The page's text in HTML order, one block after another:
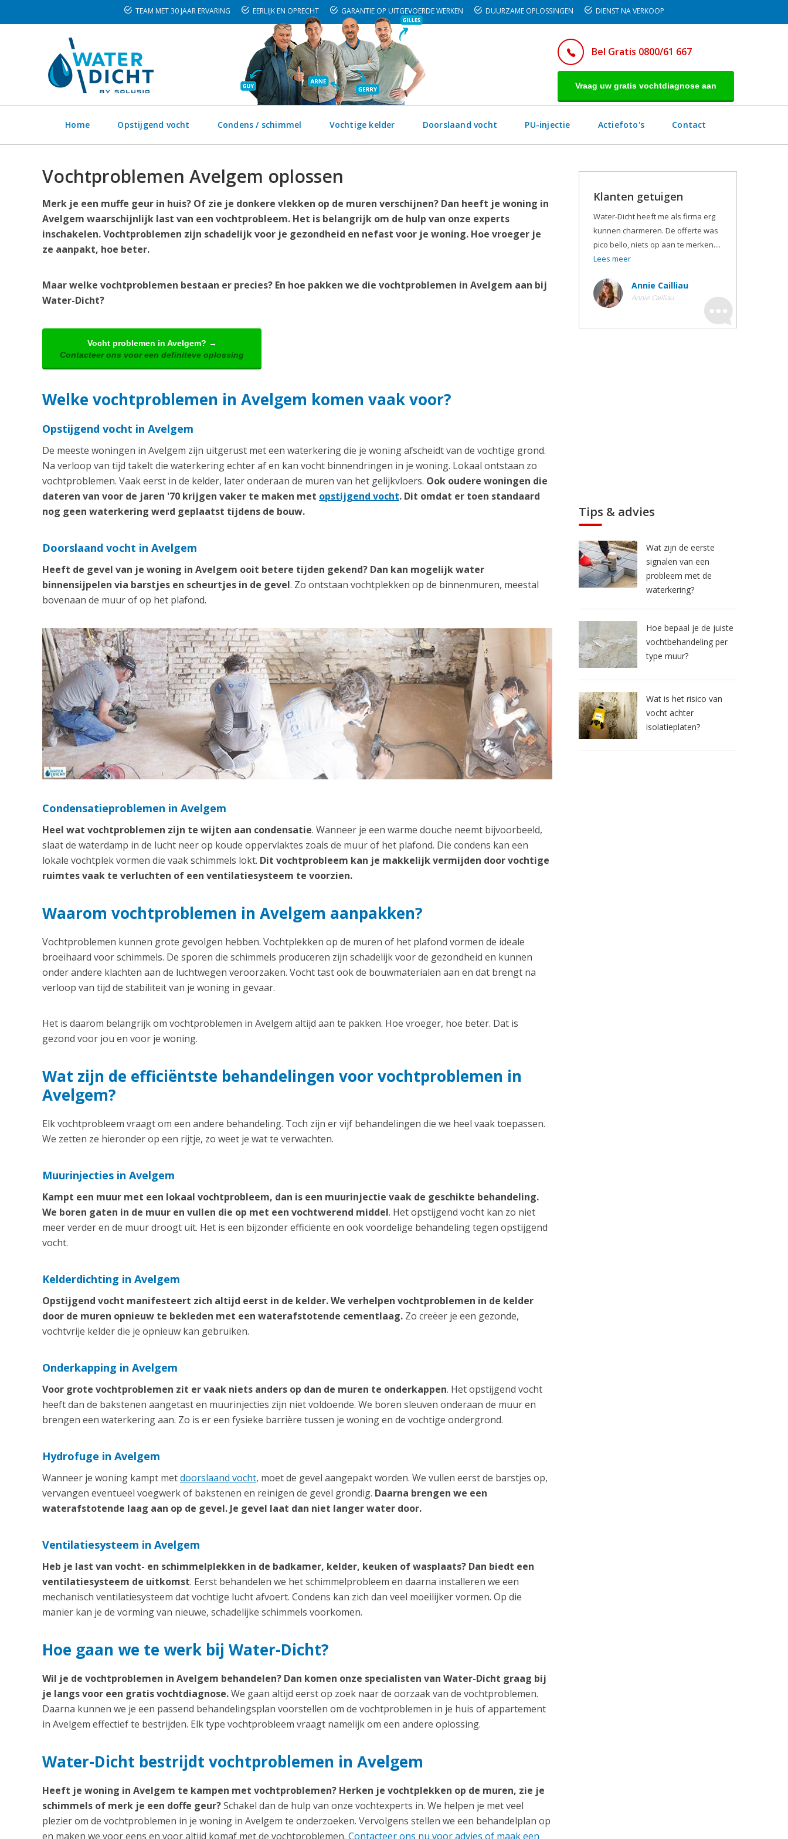
TEAM MET 30 JAAR ERVARING EERLIJK EN OPRECHT GARANTIE OP UITGEVOERDE WERKEN DUURZAME OPLOSSINGEN DIENST NA VERKOOP
Bel Gratis 0800/61 667
Vraag uw gratis vochtdiagnose aan
Home Opstijgend vocht Condens / schimmel Vochtige kelder Doorslaand vocht PU-injectie Actiefoto's Contact
Vochtproblemen Avelgem oplossen
Merk je een muffe geur in huis? Of zie je donkere vlekken op de muren verschijnen? Dan heeft je woning in
Avelgem waarschijnlijk last van een vochtprobleem. Het is belangrijk om de hulp van onze experts
inschakelen. Vochtproblemen zijn schadelijk voor je gezondheid en nefast voor je woning. Hoe vroeger je
ze aanpakt, hoe beter.
Maar welke vochtproblemen bestaan er precies? En hoe pakken we die vochtproblemen in Avelgem aan bij
Water-Dicht?
Vocht problemen in Avelgem? →
Contacteer ons voor een definiteve oplossing
Welke vochtproblemen in Avelgem komen vaak voor?
Opstijgend vocht in Avelgem
De meeste woningen in Avelgem zijn uitgerust met een waterkering die je woning afscheidt van de vochtige grond.
Na verloop van tijd takelt die waterkering echter af en kan vocht binnendringen in je woning. Lokaal ontstaan zo
vochtproblemen. Vaak eerst in de kelder, later onderaan de muren van het gelijkvloers. Ook oudere woningen die
dateren van voor de jaren '70 krijgen vaker te maken met opstijgend vocht. Dit omdat er toen standaard
nog geen waterkering werd geplaatst tijdens de bouw.
Doorslaand vocht in Avelgem
Heeft de gevel van je woning in Avelgem ooit betere tijden gekend? Dan kan mogelijk water
binnensijpelen via barstjes en scheurtjes in de gevel. Zo ontstaan vochtplekken op de binnenmuren, meestal
bovenaan de muur of op het plafond.
Condensatieproblemen in Avelgem
Heel wat vochtproblemen zijn te wijten aan condensatie. Wanneer je een warme douche neemt bijvoorbeeld,
slaat de waterdamp in de lucht neer op koude oppervlaktes zoals de muur of het plafond. Die condens kan een
lokale vochtplek vormen die vaak schimmels lokt. Dit vochtprobleem kan je makkelijk vermijden door vochtige
ruimtes vaak te verluchten of een ventilatiesysteem te voorzien.
Waarom vochtproblemen in Avelgem aanpakken?
Vochtproblemen kunnen grote gevolgen hebben. Vochtplekken op de muren of het plafond vormen de ideale
broeihaard voor schimmels. De sporen die schimmels produceren zijn schadelijk voor de gezondheid en kunnen
onder andere klachten aan de luchtwegen veroorzaken. Vocht tast ook de bouwmaterialen aan en dat brengt na
verloop van tijd de stabiliteit van je woning in gevaar.
Het is daarom belangrijk om vochtproblemen in Avelgem altijd aan te pakken. Hoe vroeger, hoe beter. Dat is
gezond voor jou en voor je woning.
Wat zijn de efficiëntste behandelingen voor vochtproblemen in
Avelgem?
Elk vochtprobleem vraagt om een andere behandeling. Toch zijn er vijf behandelingen die we heel vaak toepassen.
We zetten ze hieronder op een rijtje, zo weet je wat te verwachten.
Muurinjecties in Avelgem
Kampt een muur met een lokaal vochtprobleem, dan is een muurinjectie vaak de geschikte behandeling.
We boren gaten in de muur en vullen die op met een vochtwerend middel. Het opstijgend vocht kan zo niet
meer verder en de muur droogt uit. Het is een bijzonder efficiënte en ook voordelige behandeling tegen opstijgend
vocht.
Kelderdichting in Avelgem
Opstijgend vocht manifesteert zich altijd eerst in de kelder. We verhelpen vochtproblemen in de kelder
door de muren opnieuw te bekleden met een waterafstotende cementlaag. Zo creëer je een gezonde,
vochtvrije kelder die je opnieuw kan gebruiken.
Onderkapping in Avelgem
Voor grote vochtproblemen zit er vaak niets anders op dan de muren te onderkappen. Het opstijgend vocht
heeft dan de bakstenen aangetast en muurinjecties zijn niet voldoende. We boren sleuven onderaan de muur en
brengen een waterkering aan. Zo is er een fysieke barrière tussen je woning en de vochtige ondergrond.
Hydrofuge in Avelgem
Wanneer je woning kampt metdoorslaand vocht, moet de gevel aangepakt worden. We vullen eerst de barstjes op,
vervangen eventueel voegwerk of bakstenen en reinigen de gevel grondig. Daarna brengen we een
waterafstotende laag aan op de gevel. Je gevel laat dan niet langer water door.
Ventilatiesysteem in Avelgem
Heb je last van vocht- en schimmelplekken in de badkamer, kelder, keuken of wasplaats? Dan biedt een
ventilatiesysteem de uitkomst. Eerst behandelen we het schimmelprobleem en daarna installeren we een
mechanisch ventilatiesysteem dat vochtige lucht afvoert. Condens kan zich dan veel moeilijker vormen. Op die
manier kan je de vorming van nieuwe, schadelijke schimmels voorkomen.
Hoe gaan we te werk bij Water-Dicht?
Wil je de vochtproblemen in Avelgem behandelen? Dan komen onze specialisten van Water-Dicht graag bij
je langs voor een gratis vochtdiagnose.We gaan altijd eerst op zoek naar de oorzaak van de vochtproblemen.
Daarna kunnen we je een passend behandelingsplan voorstellen om de vochtproblemen in je huis of appartement
in Avelgem effectief te bestrijden. Elk type vochtprobleem vraagt namelijk om een andere oplossing.
Water-Dicht bestrijdt vochtproblemen in Avelgem
Heeft je woning in Avelgem te kampen met vochtproblemen? Herken je vochtplekken op de muren, zie je
schimmels of merk je een doffe geur?Schakel dan de hulp van onze vochtexperts in. We helpen je met veel
plezier om de vochtproblemen in je woning in Avelgem te onderzoeken. Vervolgens stellen we een behandelplan op
en maken we voor eens en voor altijd komaf met de vochtproblemen. Contacteer ons nu voor advies of maak een
Klanten getuigen
Water-Dicht heeft me als firma erg
kunnen charmeren. De offerte was
pico bello, niets op aan te merken....
Lees meer
Annie Cailliau
Annie Cailliau
Tips & advies
Wat zijn de eerste
signalen van een
probleem met de
waterkering?
Hoe bepaal je de juiste
vochtbehandeling per
type muur?
Wat is het risico van
vocht achter
isolatieplaten?